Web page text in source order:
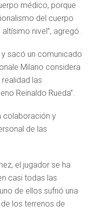
médico, porque
del cuerpo
nivel”, agregó.
sacó un comunicado
Milano considera
las
Reinaldo Rueda”.
colaboración y
de las
el jugador se ha
casi todas las
de ellos sufrió una
los terrenos de